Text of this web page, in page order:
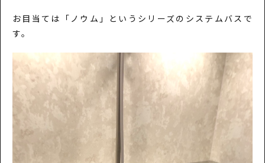
お目当ては「ノウム」というシリーズのシステムバスで
す。